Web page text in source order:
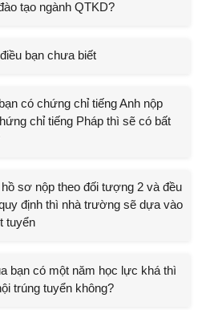
tạo ngành QTKD?
bạn chưa biết
có chứng chỉ tiếng Anh nộp
chỉ tiếng Pháp thì sẽ có bất
sơ nộp theo đối tượng 2 và đều
định thì nhà trường sẽ dựa vào
tuyển
bạn có một năm học lực khá thì
trúng tuyển không?